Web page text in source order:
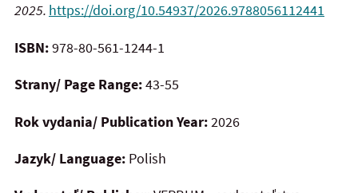
2025. https://doi.org/10.54937/2026.9788056112441
ISBN:978-80-561-1244-1
Strany/ Page Range:43-55
Rok vydania/ Publication Year:2026
Jazyk/ Language: Polish